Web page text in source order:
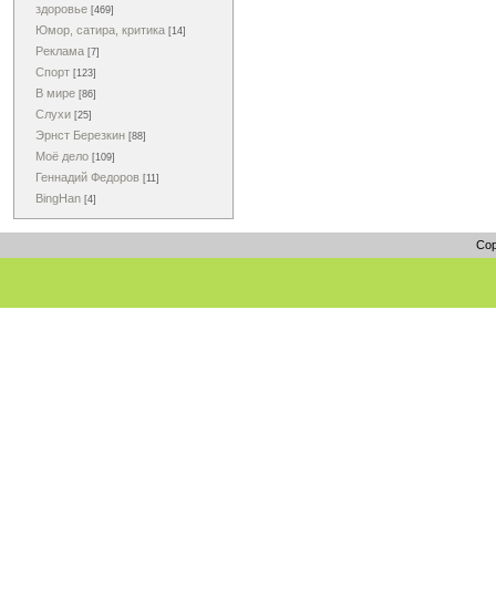
здоровье [469]
Юмор, сатира, критика [14]
Реклама [7]
Спорт [123]
В мире [86]
Слухи [25]
Эрнст Березкин [88]
Моё дело [109]
Геннадий Федоров [11]
BingHan [4]